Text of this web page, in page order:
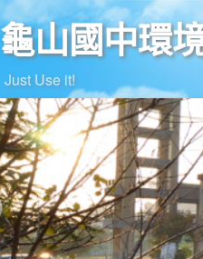
龜山國中環
Just Use it!